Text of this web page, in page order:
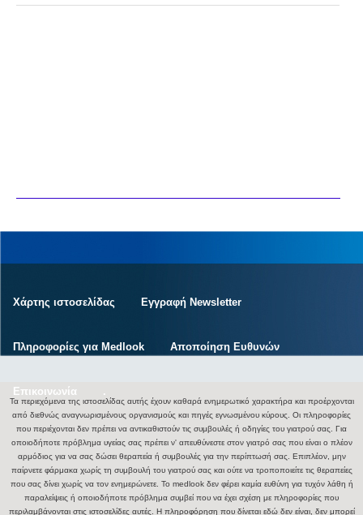
Χάρτης ιστοσελίδας Εγγραφή Newsletter
Πληροφορίες για Medlook Αποποίηση Ευθυνών
Επικοινωνία .
Τα περιεχόμενα της ιστοσελίδας αυτής έχουν καθαρά ενημερωτικό χαρακτήρα και προέρχονται
από διεθνώς αναγνωρισμένους οργανισμούς και πηγές εγνωσμένου κύρους. Οι πληροφορίες
που περιέχονται δεν πρέπει να αντικαθιστούν τις συμβουλές ή οδηγίες του γιατρού σας. Για
οποιοδήποτε πρόβλημα υγείας σας πρέπει ν' απευθύνεστε στον γιατρό σας που είναι ο πλέον
αρμόδιος για να σας δώσει θεραπεία ή συμβουλές για την περίπτωσή σας. Επιπλέον, μην
παίρνετε φάρμακα χωρίς τη συμβουλή του γιατρού σας και ούτε να τροποποιείτε τις θεραπείες
που σας δίνει χωρίς να τον ενημερώνετε. Το medlook δεν φέρει καμία ευθύνη για τυχόν λάθη ή
παραλείψεις ή οποιοδήποτε πρόβλημα συμβεί που να έχει σχέση με πληροφορίες που
περιλαμβάνονται στις ιστοσελίδες αυτές. Η πληροφόρηση που δίνεται εδώ δεν είναι, δεν μπορεί